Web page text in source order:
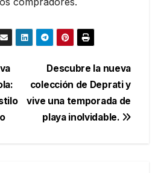
Descubre la nueva
colección de Deprati y
vive una temporada de
playa inolvidable.